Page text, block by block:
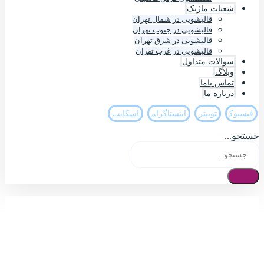
شعبات ماژیک
قالیشویی در شمال تهران
قالیشویی در جنوب تهران
قالیشویی در شرق تهران
قالیشویی در غرب تهران
سوالات متداول
وبلاگ
تماس باما
درباره ما
فيسبوک تويیتر اینستاگرام اسکایپ
جستجو...